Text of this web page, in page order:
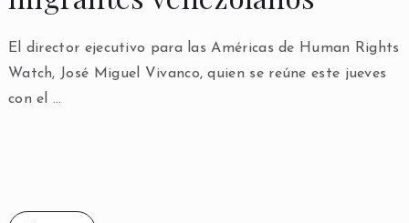
El director ejecutivo para las Américas de Human Rights
Watch, José Miguel Vivanco, quien se reúne este jueves
con el …